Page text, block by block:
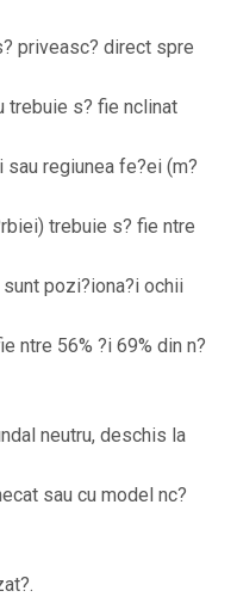
priveasc? direct spre
trebuie s? fie nclinat
regiunea fe?ei (m?
trebuie s? fie ntre
pozi?iona?i ochii
ntre 56% ?i 69% din n?
neutru, deschis la
sau cu model nc?